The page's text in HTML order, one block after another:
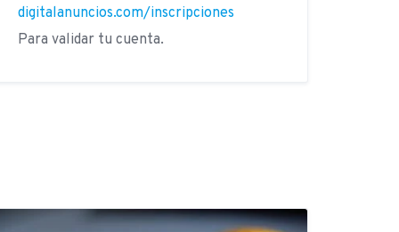
digitalanuncios.com/inscripciones
Para validar tu cuenta.